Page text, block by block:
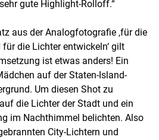
gute Highlight-Rolloff.“
aus der Analogfotografie ‚für die
die Lichter entwickeln‘ gilt
ist etwas anders! Ein
auf der Staten-Island-
Um diesen Shot zu
die Lichter der Stadt und ein
im Nachthimmel belichten. Also
City-Lichtern und